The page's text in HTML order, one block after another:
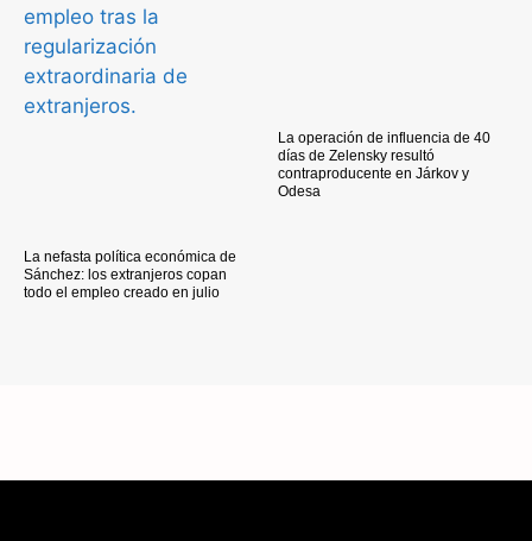
La nefasta política económica de
Sánchez: los extranjeros copan
todo el empleo creado en julio
La operación de influencia de 40
días de Zelensky resultó
contraproducente en Járkov y
Odesa